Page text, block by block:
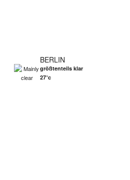
BERLIN
größtenteils klar
27°c